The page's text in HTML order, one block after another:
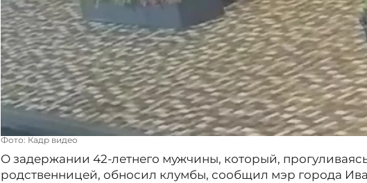
Фото: Кадр видео
О задержании 42-летнего мужчины, который,
родственницей, обносил клумбы, сообщил мэр города